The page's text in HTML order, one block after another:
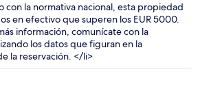
con la normativa nacional, esta propiedad
en efectivo que superen los EUR 5000.
información, comunícate con la
los datos que figuran en la
la reservación. </li>